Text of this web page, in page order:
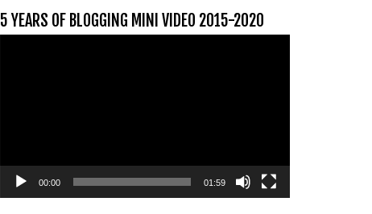
5 YEARS OF BLOGGING MINI VIDEO 2015-2020
00:00 01:59